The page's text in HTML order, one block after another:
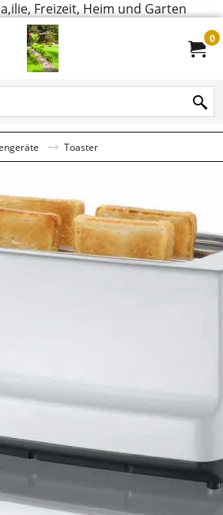
Freizeit, Heim und Garten
0
Toaster